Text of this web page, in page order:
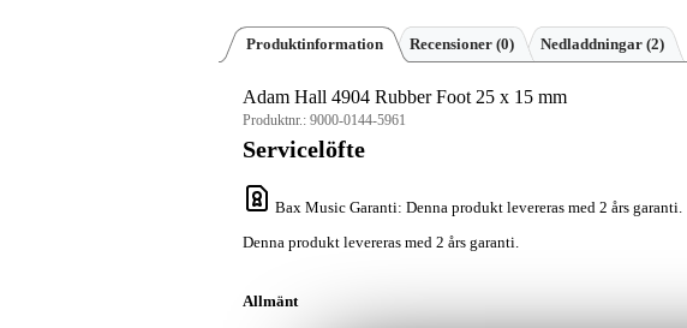
Produktinformation Recensioner (0) Nedladdningar (2)
Adam Hall 4904 Rubber Foot 25 x 15 mm
Produktnr.: 9000-0144-5961
Servicelöfte
Bax Music Garanti: Denna produkt levereras med 2 års garanti.
Denna produkt levereras med 2 års garanti.
Allmänt